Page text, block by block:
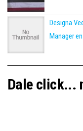
Designa
Manager
Dale click...